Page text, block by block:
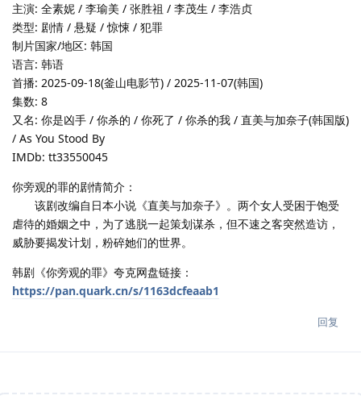
主演: 全素妮 / 李瑜美 / 张胜祖 / 李茂生 / 李浩贞
类型: 剧情 / 悬疑 / 惊悚 / 犯罪
制片国家/地区: 韩国
语言: 韩语
首播: 2025-09-18(釜山电影节) / 2025-11-07(韩国)
集数: 8
又名: 你是凶手 / 你杀的 / 你死了 / 你杀的我 / 直美与加奈子(韩国版)
/ As You Stood By
IMDb: tt33550045
你旁观的罪的剧情简介：
该剧改编自日本小说《直美与加奈子》。两个女人受困于饱受
虐待的婚姻之中，为了逃脱一起策划谋杀，但不速之客突然造访，
威胁要揭发计划，粉碎她们的世界。
韩剧《你旁观的罪》夸克网盘链接：
https://pan.quark.cn/s/1163dcfeaab1
回复